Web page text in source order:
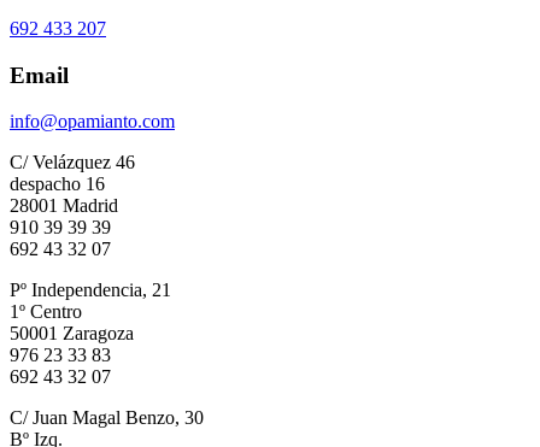
692 433 207
Email
info@opamianto.com
C/ Velázquez 46
despacho 16
28001 Madrid
910 39 39 39
692 43 32 07
Pº Independencia, 21
1º Centro
50001 Zaragoza
976 23 33 83
692 43 32 07
C/ Juan Magal Benzo, 30
Bº Izq.